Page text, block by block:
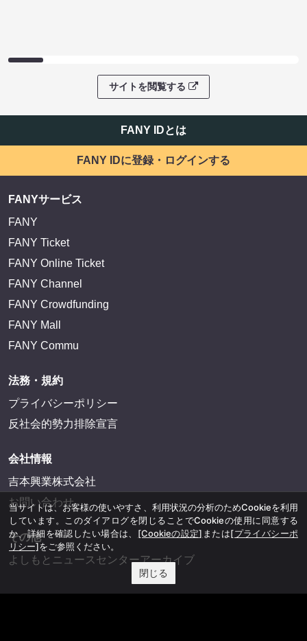
サイトを閲覧する
FANY IDとは
FANY IDに登録・ログインする
FANYサービス
FANY
FANY Ticket
FANY Online Ticket
FANY Channel
FANY Crowdfunding
FANY Mall
FANY Commu
法務・規約
プライバシーポリシー
反社会的勢力排除宣言
会社情報
吉本興業株式会社
お問い合わせ
その他
よしもとニュースセンターアーカイブ
当サイトは、お客様の使いやすさ、利用状況の分析のためCookieを利用
しています。このダイアログを閉じることでCookieの使用に同意する
か、詳細を確認したい場合は、 [Cookieの設定] または[プライバシーポ
リシー]をご参照ください。
閉じる